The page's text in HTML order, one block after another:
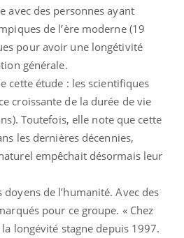
avec des personnes ayant
de l’ère moderne (19
pour avoir une longétivité
générale.
cette étude : les scientifiques
croissante de la durée de vie
Toutefois, elle note que cette
les dernières décennies,
empêchait désormais leur
de l’humanité. Avec des
pour ce groupe. « Chez
longévité stagne depuis 1997.